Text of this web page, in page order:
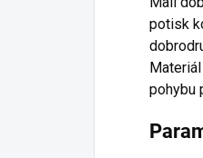
potisk
pohybu